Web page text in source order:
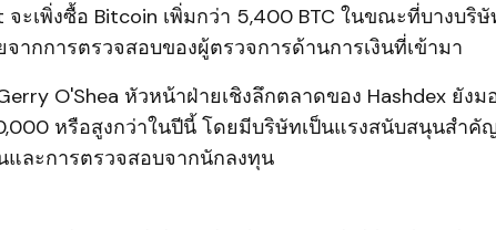
จะเพิ่งซื้อ Bitcoin เพิ่มกว่า 5,400 BTC ในขณะที่บางบริ
ากการตรวจสอบของผู้ตรวจการด้านการเงินที่เข้ามา
O'Shea หัวหน้าฝ่ายเชิงลึกตลาดของ Hashdex ยังม
หรือสูงกว่าในปีนี้ โดยมีบริษัทเป็นแรงสนับสนุนสำ
และการตรวจสอบจากนักลงทุน